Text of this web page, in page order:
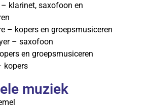
– klarinet, saxofoon en
– kopers en groepsmusiceren
– saxofoon
en groepsmusiceren
kopers
muziek